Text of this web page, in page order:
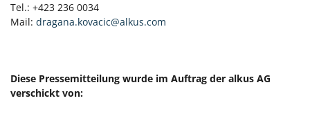
Tel.: +423 236 0034
Mail: dragana.kovacic@alkus.com
Diese Pressemitteilung wurde im Auftrag der alkus AG
verschickt von: